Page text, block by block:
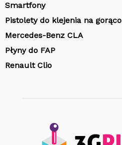
Smartfony
Pistolety do klejenia na gorąco
Mercedes-Benz CLA
Płyny do FAP
Renault Clio